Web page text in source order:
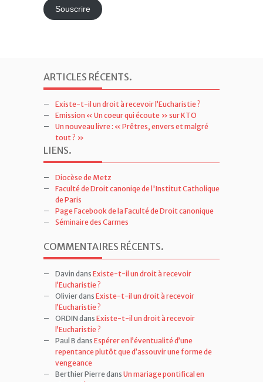
mailSouscrire
ARTICLES RÉCENTS.
Existe-t-il un droit à recevoir l’Eucharistie ?
Emission « Un coeur qui écoute » sur KTO
Un nouveau livre : « Prêtres, envers et malgré
tout ? »
LIENS.
Diocèse de Metz
Faculté de Droit canoniqe de l'Institut Catholique
de Paris
Page Facebook de la Faculté de Droit canonique
Séminaire des Carmes
COMMENTAIRES RÉCENTS.
Davin dans Existe-t-il un droit à recevoir
l’Eucharistie ?
Olivierdans Existe-t-il un droit à recevoir
l’Eucharistie ?
ORDIN dans Existe-t-il un droit à recevoir
l’Eucharistie ?
Paul B dans Espérer en l’éventualité d’une
repentance plutôt que d’assouvir une forme de
vengeance
Berthier Pierredans Un mariage pontifical en